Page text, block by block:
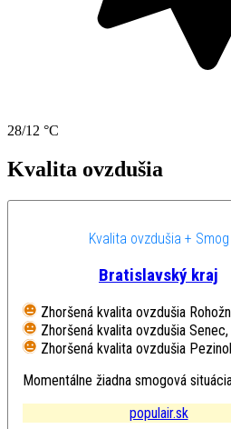
28/12 °C
Kvalita ovzdušia
Kvalita ovzdušia + Smog
Bratislavský kraj
Zhoršená kvalita ovzdušia
Zhoršená kvalita ovzdušia
Zhoršená kvalita ovzdušia
Momentálne žiadna smogová
populair.sk